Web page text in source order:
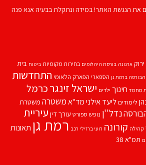
את הנגשת האתר! במידה ונתקלת בבעיה אנא פנה
ארנונה בורסת היהלומים בחירות מקומיות ביטוח בית
הבורסה ברמת גן הספארי הפארק הלאומי התחדשות
מחמד חינוך ילדים ישראל זינגרכרמל
לימודים ליעד אילנימד''אמשטרה משטרת
נדל''ן נופש ספורט עורך דין עיריית
קהילה קורונה רועי ברזילי רכב רמת גן תאונות
תמ"א 38